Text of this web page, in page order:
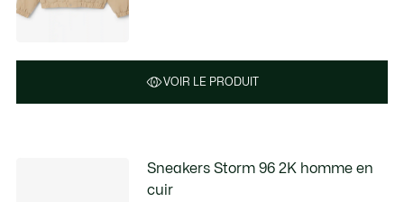
VOIR LE PRODUIT
Sneakers Storm 96 2K homme en
cuir